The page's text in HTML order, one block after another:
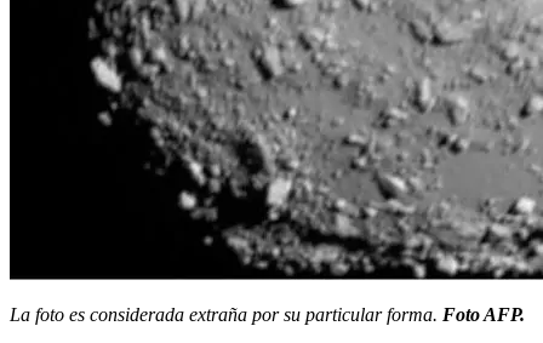
La foto es considerada extraña por su particular forma. Foto AFP.